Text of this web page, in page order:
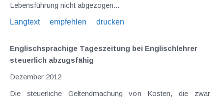
Lebensführung nicht abgezogen...
Langtext
empfehlen drucken
Englischsprachige Tageszeitung bei Englischlehrer
steuerlich abzugsfähig
Dezember 2012
Die steuerliche Geltendmachung von Kosten, die zwar